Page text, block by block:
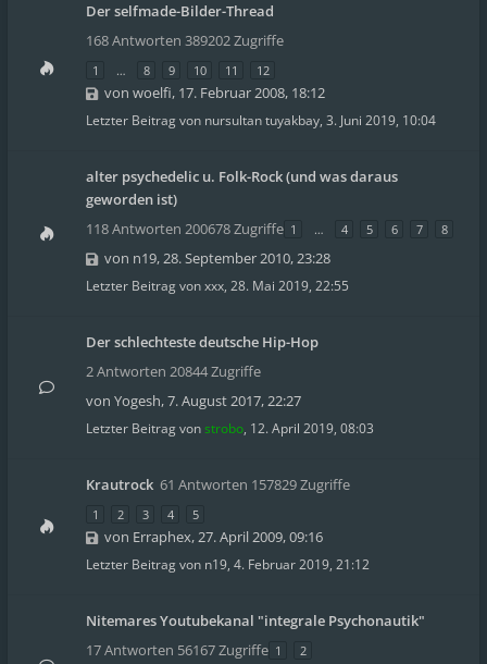
Der selfmade-Bilder-Thread
168 Antworten 389202 Zugriffe
1 … 8 9 10 11 12
von woelfi, 17. Februar 2008, 18:12
Letzter Beitrag von nursultan tuyakbay, 3. Juni 2019, 10:04
alter psychedelic u. Folk-Rock (und was daraus
geworden ist)
118 Antworten 200678 Zugriffe 1 … 4 5 6 7 8
von n19,28. September 2010, 23:28
Letzter Beitrag vonxxx, 28. Mai 2019, 22:55
Der schlechteste deutsche Hip-Hop
2 Antworten 20844 Zugriffe
von Yogesh,7. August 2017, 22:27
Letzter Beitrag vonstrobo, 12. April 2019, 08:03
Krautrock 61 Antworten 157829 Zugriffe
1 2 3 4 5
von Erraphex,27. April 2009, 09:16
Letzter Beitrag von n19, 4. Februar 2019, 21:12
Nitemares Youtubekanal "integrale Psychonautik"
17 Antworten 56167 Zugriffe 1 2